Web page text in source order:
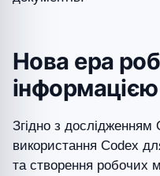
Нова ера
інформацією
Згідно з
використання Codex
та створення робочих